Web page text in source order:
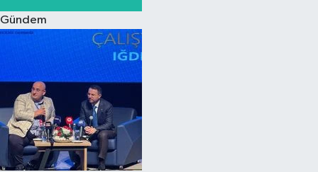
Gündem
Teknoloji
Yaşam-Çevre